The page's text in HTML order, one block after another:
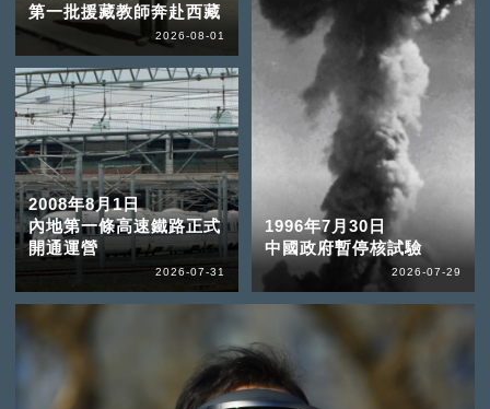
第一批援藏教師奔赴西藏
2026-08-01
2008年8月1日
內地第一條高速鐵路正式
開通運營
2026-07-31
1996年7月30日
中國政府暫停核試驗
2026-07-29